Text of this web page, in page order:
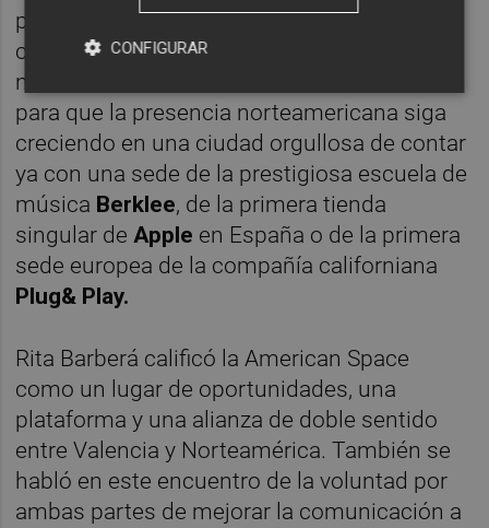
para que los Estados Unidos de América se
conozcan mucho mejor y se establezcan
nuevos cauces de relación e intercambio,
para que la presencia norteamericana siga
creciendo en una ciudad orgullosa de contar
ya con una sede de la prestigiosa escuela de
música Berklee, de la primera tienda
singular deApple en España o de la primera
sede europea de la compañía californiana
Plug& Play.
Rita Barberá calificó la American Space
como un lugar de oportunidades, una
plataforma y una alianza de doble sentido
entre Valencia y Norteamérica. También se
habló en este encuentro de la voluntad por
ambas partes de mejorar la comunicación a
CONFIGURAR